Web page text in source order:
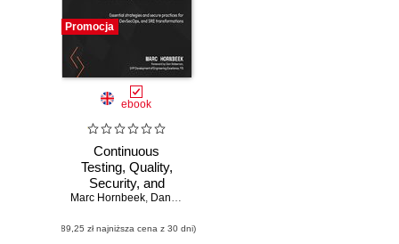
Promocja
ebook
Continuous
Testing, Quality,
Security, and
Feedback.
strategies and
Marc Hornbeek, Dan Wakeman
(89,25 zł najniższa cena z 30 dni)